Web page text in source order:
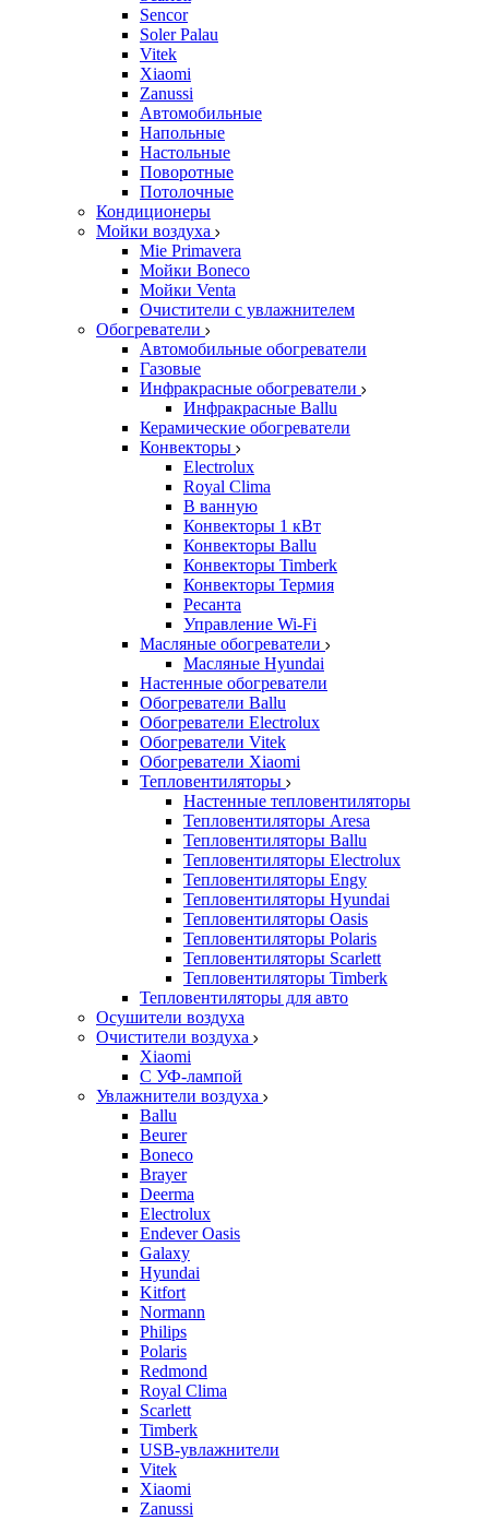
Sencor
Soler Palau
Vitek
Xiaomi
Zanussi
Автомобильные
Напольные
Настольные
Поворотные
Потолочные
Кондиционеры
Мойки воздуха
Mie Primavera
Мойки Boneco
Мойки Venta
Очистители с увлажнителем
Обогреватели
Автомобильные обогреватели
Газовые
Инфракрасные обогреватели
Инфракрасные Ballu
Керамические обогреватели
Конвекторы
Electrolux
Royal Clima
В ванную
Конвекторы 1 кВт
Конвекторы Ballu
Конвекторы Timberk
Конвекторы Термия
Ресанта
Управление Wi-Fi
Масляные обогреватели
Масляные Hyundai
Настенные обогреватели
Обогреватели Ballu
Обогреватели Electrolux
Обогреватели Vitek
Обогреватели Xiaomi
Тепловентиляторы
Настенные тепловентиляторы
Тепловентиляторы Aresa
Тепловентиляторы Ballu
Тепловентиляторы Electrolux
Тепловентиляторы Engy
Тепловентиляторы Hyundai
Тепловентиляторы Oasis
Тепловентиляторы Polaris
Тепловентиляторы Scarlett
Тепловентиляторы Timberk
Тепловентиляторы для авто
Осушители воздуха
Очистители воздуха
Xiaomi
С УФ-лампой
Увлажнители воздуха
Ballu
Beurer
Boneco
Brayer
Deerma
Electrolux
Endever Oasis
Galaxy
Hyundai
Kitfort
Normann
Philips
Polaris
Redmond
Royal Clima
Scarlett
Timberk
USB-увлажнители
Vitek
Xiaomi
Zanussi